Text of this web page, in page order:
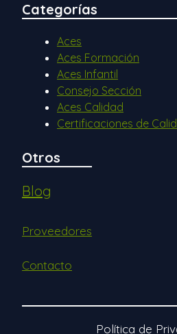
Categorías
Aces
Aces Formación
Aces Infantil
Consejo Sección
Aces Calidad
Certificaciones de
Otros
Blog
Proveedores
Contacto
Política de